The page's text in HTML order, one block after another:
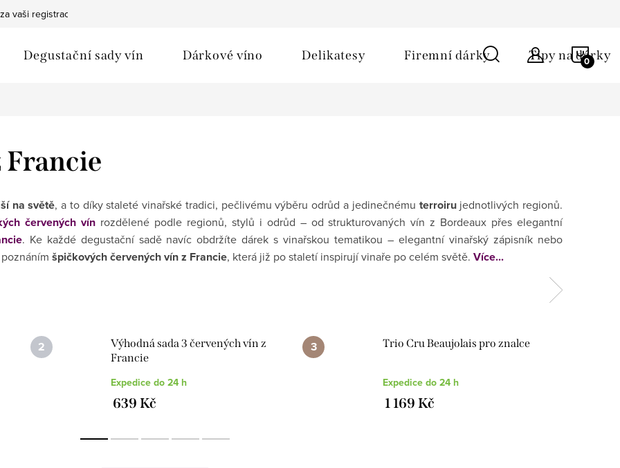
vaši registraci
Degustační sady vín Dárkové víno Delikatesy Firemní dárky Tipy na dárky
Francie
na světě, a to díky staleté vinařské tradici, pečlivému výběru odrůd a jedinečnému terroirujednotlivých regionů.
červených vín rozdělené podle regionů, stylů i odrůd – od strukturovaných vín z Bordeaux přes elegantní
. Ke každé degustační sadě navíc obdržíte dárek s vinařskou tematikou – elegantní vinařský zápisník nebo
špičkových červených vín z Francie, která již po staletí inspirují vinaře po celém světě. Více...
Výhodná sada 3 červených vín z
Francie
Expedice do 24 h
639 Kč
Trio Cru Beaujolais pro znalce
Expedice do 24 h
1 169 Kč